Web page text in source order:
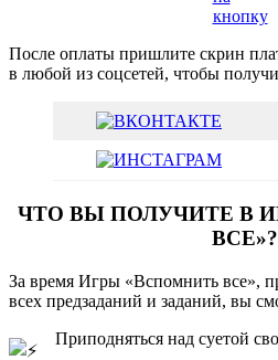
кнопку
После оплаты пришлите скрин
в любой из соцсетей, чтобы
ЧТО ВЫ ПОЛУЧИТЕ В
ВСЕ»?
За время Игры «Вспомнить все»,
всех предзаданий и заданий, вы
Приподняться над суетой